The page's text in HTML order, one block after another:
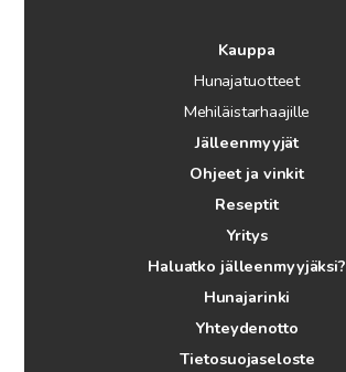
Kauppa
Hunajatuotteet
Mehiläistarhaajille
Jälleenmyyjät
Ohjeet ja vinkit
Reseptit
Yritys
Haluatko jälleenmyyjäksi?
Hunajarinki
Yhteydenotto
Tietosuojaseloste